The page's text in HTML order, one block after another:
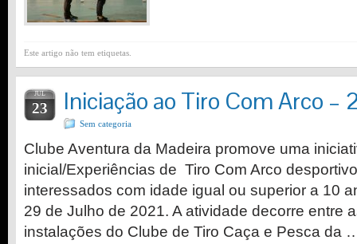
Este artigo não tem etiquetas.
JUL
23 Iniciação ao Tiro Com Arco –
Sem categoria
Clube Aventura da Madeira promove uma
inicial/Experiências de Tiro Com Arco
interessados com idade igual ou superior a 10
29 de Julho de 2021. A atividade decorre entre
instalações do Clube de Tiro Caça e Pesca da